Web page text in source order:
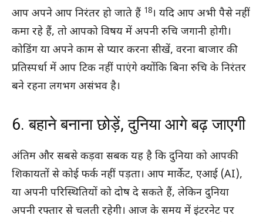
आप अपने आप निरंतर हो जाते हैं 18। यदि आप अभी पैसे नहीं
कमा रहे हैं, तो आपको विषय में अपनी रुचि जगानी होगी।
कोडिंग या अपने काम से प्यार करना सीखें, वरना बाजार की
प्रतिस्पर्धा में आप टिक नहीं पाएंगे क्योंकि बिना रुचि के निरंतर
बने रहना लगभग असंभव है।
6. बहाने बनाना छोड़ें, दुनिया आगे बढ़ जाएगी
अंतिम और सबसे कड़वा सबक यह है कि दुनिया को आपकी
शिकायतों से कोई फर्क नहीं पड़ता। आप मार्केट, एआई (AI),
या अपनी परिस्थितियों को दोष दे सकते हैं, लेकिन दुनिया
अपनी रफ्तार से चलती रहेगी। आज के समय में इंटरनेट पर